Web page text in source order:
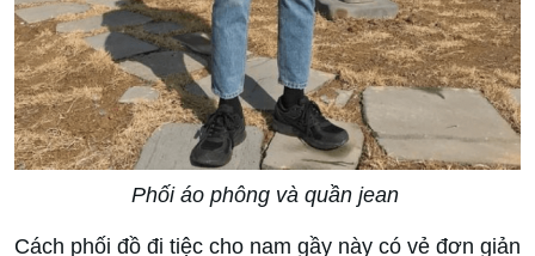
Phối áo phông và quần jean
Cách phối đồ đi tiệc cho nam gầy này có vẻ đơn giản